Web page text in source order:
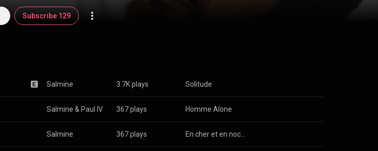
Subscribe 129
Salmine 3.7K plays Solitude
Salmine & Paul IV 367 plays Homme Alone
Salmine 367 plays